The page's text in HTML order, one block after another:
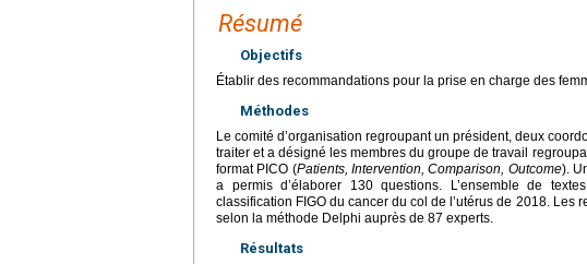
Résumé
Objectifs
Établir des recommandations pour la prise en charge des
Méthodes
Le comité d’organisation regroupant un président, deux
traiter et a désigné les membres du groupe de travail
format PICO (Patients, Intervention, Comparison, Outcome).
a permis d’élaborer 130 questions. L’ensemble de
classification FIGO du cancer du col de l’utérus de 2018.
selon la méthode Delphi auprès de 87 experts.
Résultats